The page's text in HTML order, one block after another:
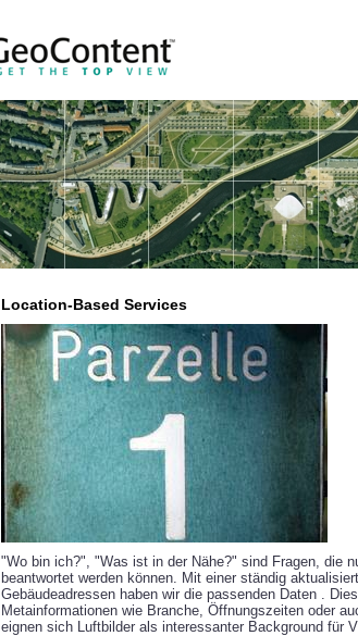
Location-Based Services
"Wo bin ich?", "Was ist in der Nähe?" sind Fragen, die
beantwortet werden können. Mit einer ständig
Gebäudeadressen haben wir die passenden Daten .
Metainformationen wie Branche, Öffnungszeiten oder
eignen sich Luftbilder als interessanter Background für